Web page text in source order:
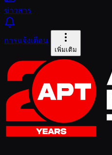
ข่าวสาร
การแจ้งเตือน
เพิ่มเติม